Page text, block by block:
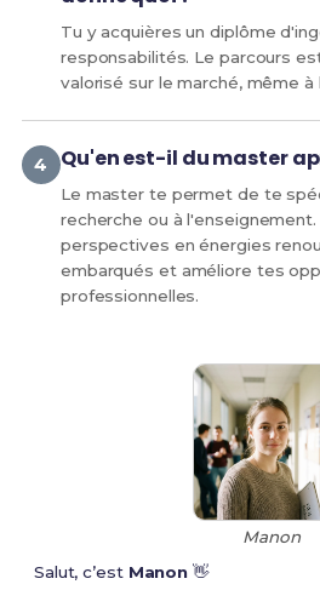
Tu y acquières un diplôme
responsabilités. Le parcours
valorisé sur le marché, même à
Qu'en est-il du master
Le master te permet de te
recherche ou à
perspectives en énergies
embarqués et améliore tes
professionnelles.
Manon
Salut, c’est Manon 👋